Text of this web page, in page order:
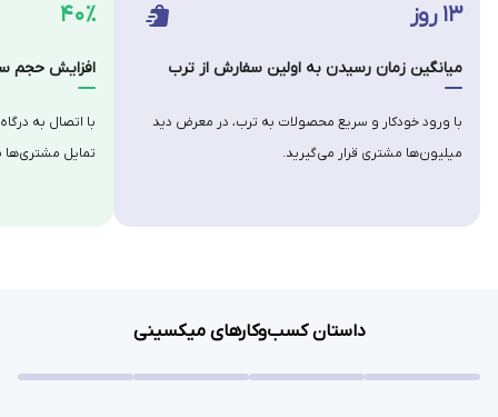
۴۰٪
افزایش حجم
با اتصال به
تمایل
۱۳ روز
میانگین زمان رسیدن به اولین سفارش از ترب
با ورود خودکار و سریع محصولات به ترب، در معرض دید
میلیون‌ها مشتری قرار می‌گیرید.
داستان کسب‌وکارهای میکسینی